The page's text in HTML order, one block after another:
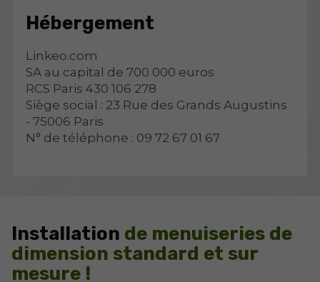
Hébergement
Linkeo.com
SA au capital de 700 000 euros
RCS Paris 430 106 278
Siège social : 23 Rue des Grands Augustins
- 75006 Paris
N° de téléphone : 09 72 67 01 67
Installation de menuiseries de
dimension standard et sur
mesure !